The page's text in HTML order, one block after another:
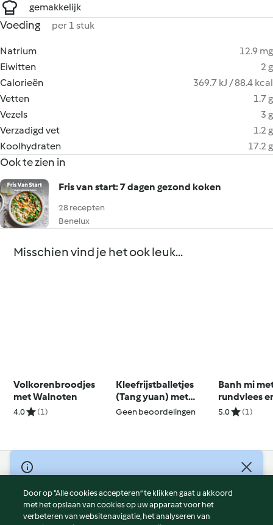
gemakkelijk
Voeding per 1 stuk
Natrium
12.9 mg
Eiwitten
2 g
Calorieën
369.7 kJ / 88.4 kcal
Vetten
1.7 g
Vezels
3 g
Verzadigd vet
1.2 g
Koolhydraten
17.2 g
Ook te zien in
Fris van start: 7 dagen gezond koken
28 recepten
Benelux
Misschien vind je het ook leuk...
Volkorenbroodjes
met Walnoten
4.0 (1)
Kleefrijstballetjes
(Tang yuan) met
zwarte sesam
Geen beoordelingen
Banh mi
rundvlees
citroengras
5.0 (1)
© Copyright 2026
Gebruiksvoorwaarden
Privacybeleid
Door op “Alle cookies accepteren” te klikken gaat u akkoord
met het opslaan van cookies op uw apparaat voor het
verbeteren van websitenavigatie, het analyseren van